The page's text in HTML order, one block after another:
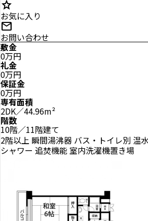
star
お気に入り
mail
お問い合わせ
敷金
0万円
礼金
0万円
保証金
0万円
専有面積
2DK／44.96m²
階数
10階／11階建て
2階以上 瞬間湯沸器 バス・トイレ別 温
シャワー 追焚機能室内洗濯機置き場